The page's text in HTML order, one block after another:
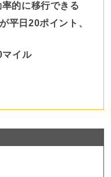
的に移行できる
平日20ポイント、
マイル